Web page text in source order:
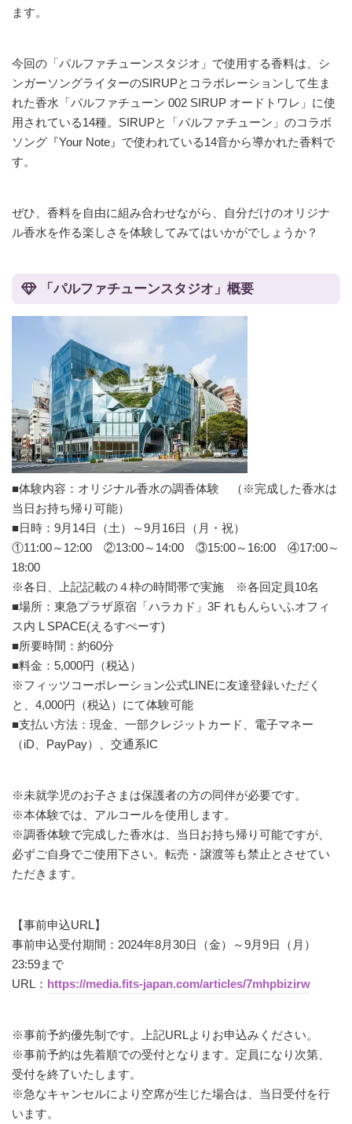
ます。
今回の「パルファチューンスタジオ」で使用する香料は、シ
ンガーソングライターのSIRUPとコラボレーションして生ま
れた香水「パルファチューン 002 SIRUP オードトワレ」に使
用されている14種。SIRUPと「パルファチューン」のコラボ
ソング『Your Note』で使われている14音から導かれた香料で
す。
ぜひ、香料を自由に組み合わせながら、自分だけのオリジナ
ル香水を作る楽しさを体験してみてはいかがでしょうか？
「パルファチューンスタジオ」概要
■体験内容：オリジナル香水の調香体験 （※完成した香水は
当日お持ち帰り可能）
■日時：9月14日（土）～9月16日（月・祝）
①11:00～12:00 ②13:00～14:00 ③15:00～16:00 ④17:00～
18:00
※各日、上記記載の４枠の時間帯で実施 ※各回定員10名
■場所：東急プラザ原宿「ハラカド」3F れもんらいふオフィ
ス内 L SPACE(えるすぺーす)
■所要時間：約60分
■料金：5,000円（税込）
※フィッツコーポレーション公式LINEに友達登録いただく
と、4,000円（税込）にて体験可能
■支払い方法：現金、一部クレジットカード、電子マネー
（iD、PayPay）、交通系IC
※未就学児のお子さまは保護者の方の同伴が必要です。
※本体験では、アルコールを使用します。
※調香体験で完成した香水は、当日お持ち帰り可能ですが、
必ずご自身でご使用下さい。転売・譲渡等も禁止とさせてい
ただきます。
【事前申込URL】
事前申込受付期間：2024年8月30日（金）～9月9日（月）
23:59まで
URL： https://media.fits-japan.com/articles/7mhpbizirw
※事前予約優先制です。上記URLよりお申込みください。
※事前予約は先着順での受付となります。定員になり次第、
受付を終了いたします。
※急なキャンセルにより空席が生じた場合は、当日受付を行
います。